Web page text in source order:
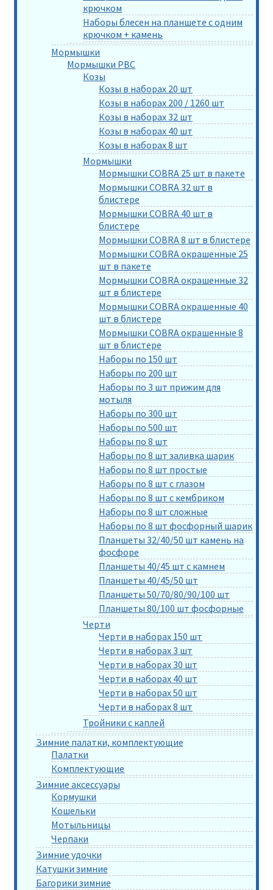
крючком
Наборы блесен на планшете с одним
крючком + камень
Мормышки
Мормышки РВС
Козы
Козы в наборах 20 шт
Козы в наборах 200 / 1260 шт
Козы в наборах 32 шт
Козы в наборах 40 шт
Козы в наборах 8 шт
Мормышки
Мормышки COBRA 25 шт в пакете
Мормышки COBRA 32 шт в
блистере
Мормышки COBRA 40 шт в
блистере
Мормышки COBRA 8 шт в блистере
Мормышки COBRA окрашенные 25
шт в пакете
Мормышки COBRA окрашенные 32
шт в блистере
Мормышки COBRA окрашенные 40
шт в блистере
Мормышки COBRA окрашенные 8
шт в блистере
Наборы по 150 шт
Наборы по 200 шт
Наборы по 3 шт прижим для
мотыля
Наборы по 300 шт
Наборы по 500 шт
Наборы по 8 шт
Наборы по 8 шт заливка шарик
Наборы по 8 шт простые
Наборы по 8 шт с глазом
Наборы по 8 шт с кембриком
Наборы по 8 шт сложные
Наборы по 8 шт фосфорный шарик
Планшеты 32/40/50 шт камень на
фосфоре
Планшеты 40/45 шт с камнем
Планшеты 40/45/50 шт
Планшеты 50/70/80/90/100 шт
Планшеты 80/100 шт фосфорные
Черти
Черти в наборах 150 шт
Черти в наборах 3 шт
Черти в наборах 30 шт
Черти в наборах 40 шт
Черти в наборах 50 шт
Черти в наборах 8 шт
Тройники с каплей
Зимние палатки, комплектующие
Палатки
Комплектующие
Зимние аксессуары
Кормушки
Кошельки
Мотыльницы
Черпаки
Зимние удочки
Катушки зимние
Багорики зимние